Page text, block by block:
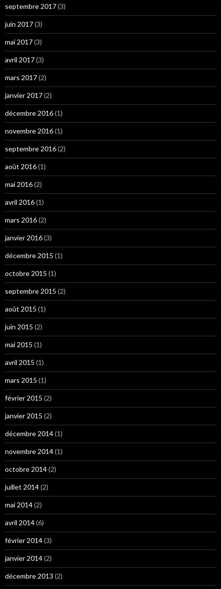
septembre 2017(3)
juin 2017(3)
mai 2017(3)
avril 2017(3)
mars 2017(2)
janvier 2017(2)
décembre 2016(1)
novembre 2016(1)
septembre 2016(2)
août 2016(1)
mai 2016(2)
avril 2016(1)
mars 2016(2)
janvier 2016(3)
décembre 2015 (1)
octobre 2015 (1)
septembre 2015 (2)
août 2015 (1)
juin 2015 (2)
mai 2015 (1)
avril 2015 (1)
mars 2015 (1)
février 2015 (2)
janvier 2015 (2)
décembre 2014(1)
novembre 2014(1)
octobre 2014(2)
juillet 2014(2)
mai 2014(2)
avril 2014(6)
février 2014(3)
janvier 2014(2)
décembre 2013 (2)